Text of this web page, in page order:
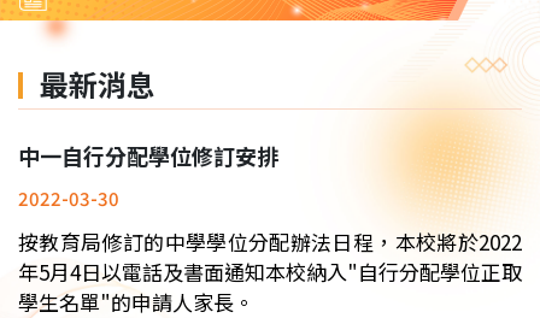
最新消息
中一自行分配學位修訂安排
2022-03-30
按教育局修訂的中學學位分配辦法日程，本校將於2022
年5月4日以電話及書面通知本校納入"自行分配學位正取
學生名單"的申請人家長。